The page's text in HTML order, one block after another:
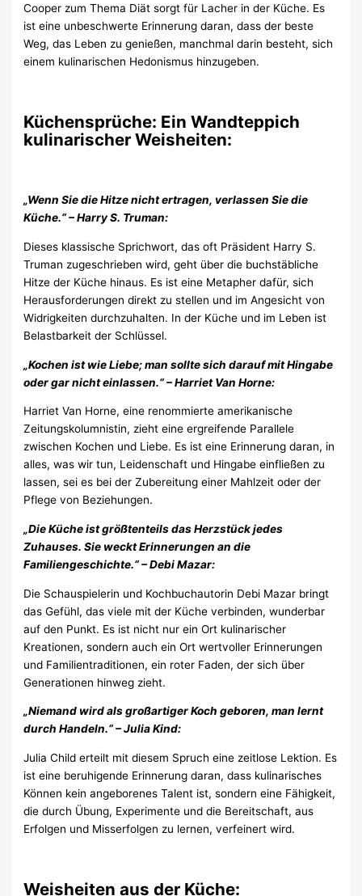
Cooper zum Thema Diät sorgt für Lacher in der Küche. Es
ist eine unbeschwerte Erinnerung daran, dass der beste
Weg, das Leben zu genießen, manchmal darin besteht, sich
einem kulinarischen Hedonismus hinzugeben.
Küchensprüche: Ein Wandteppich
kulinarischer Weisheiten:
„Wenn Sie die Hitze nicht ertragen, verlassen Sie die
Küche.“ – Harry S. Truman:
Dieses klassische Sprichwort, das oft Präsident Harry S.
Truman zugeschrieben wird, geht über die buchstäbliche
Hitze der Küche hinaus. Es ist eine Metapher dafür, sich
Herausforderungen direkt zu stellen und im Angesicht von
Widrigkeiten durchzuhalten. In der Küche und im Leben ist
Belastbarkeit der Schlüssel.
„Kochen ist wie Liebe; man sollte sich darauf mit Hingabe
oder gar nicht einlassen.“ – Harriet Van Horne:
Harriet Van Horne, eine renommierte amerikanische
Zeitungskolumnistin, zieht eine ergreifende Parallele
zwischen Kochen und Liebe. Es ist eine Erinnerung daran, in
alles, was wir tun, Leidenschaft und Hingabe einfließen zu
lassen, sei es bei der Zubereitung einer Mahlzeit oder der
Pflege von Beziehungen.
„Die Küche ist größtenteils das Herzstück jedes
Zuhauses. Sie weckt Erinnerungen an die
Familiengeschichte.“ – Debi Mazar:
Die Schauspielerin und Kochbuchautorin Debi Mazar bringt
das Gefühl, das viele mit der Küche verbinden, wunderbar
auf den Punkt. Es ist nicht nur ein Ort kulinarischer
Kreationen, sondern auch ein Ort wertvoller Erinnerungen
und Familientraditionen, ein roter Faden, der sich über
Generationen hinweg zieht.
„Niemand wird als großartiger Koch geboren, man lernt
durch Handeln.“ – Julia Kind:
Julia Child erteilt mit diesem Spruch eine zeitlose Lektion. Es
ist eine beruhigende Erinnerung daran, dass kulinarisches
Können kein angeborenes Talent ist, sondern eine Fähigkeit,
die durch Übung, Experimente und die Bereitschaft, aus
Erfolgen und Misserfolgen zu lernen, verfeinert wird.
Weisheiten aus der Küche: